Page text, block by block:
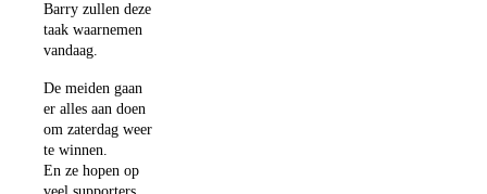
Barry zullen deze
taak waarnemen
vandaag.
De meiden gaan
er alles aan doen
om zaterdag weer
te winnen.
En ze hopen op